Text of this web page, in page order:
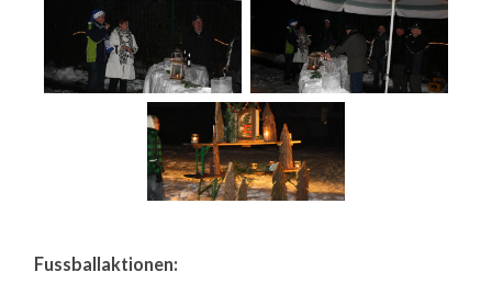
Fussballaktionen: